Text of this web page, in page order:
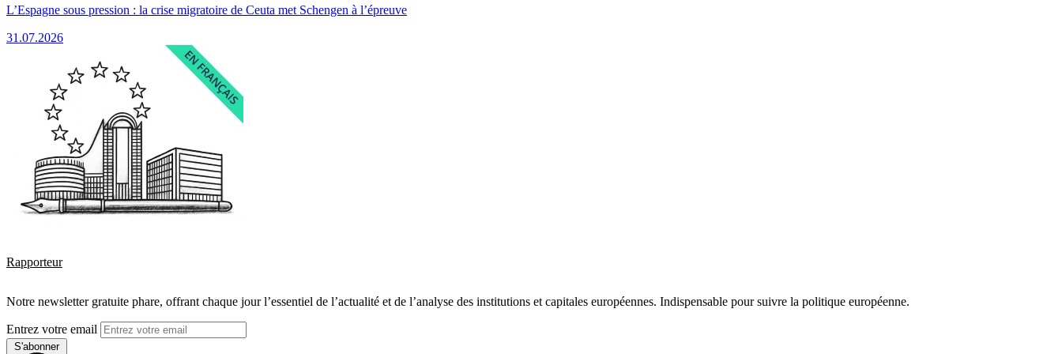
L’Espagne sous pression : la crise migratoire de Ceuta met Schengen à l’épreuve
31.07.2026
Rapporteur
Notre newsletter gratuite phare, offrant chaque jour l’essentiel de l’actualité et de l’analyse des institutions et capitales européennes. Indispensable pour suivre la politique européenne.
Entrez votre email
S'abonner